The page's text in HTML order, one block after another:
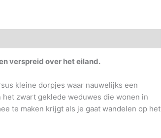
verspreid over het eiland.
kleine dorpjes waar nauwelijks een
zwart geklede weduwes die wonen in
te maken krijgt als je gaat wandelen op het